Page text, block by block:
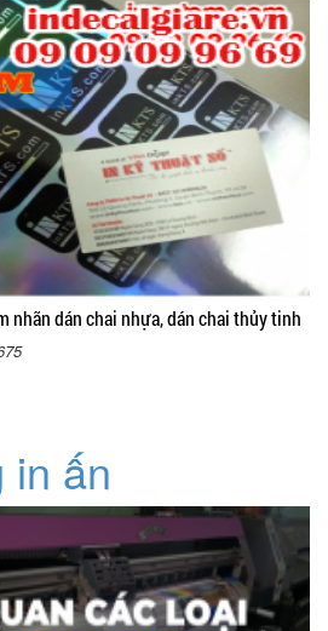
nhãn dán chai nhựa, dán chai thủy tinh
in ấn